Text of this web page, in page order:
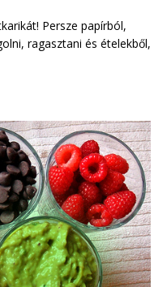
Persze papírból,
ragasztani és ételekből,